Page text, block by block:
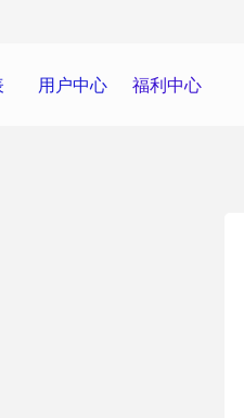
用户中心 福利中心